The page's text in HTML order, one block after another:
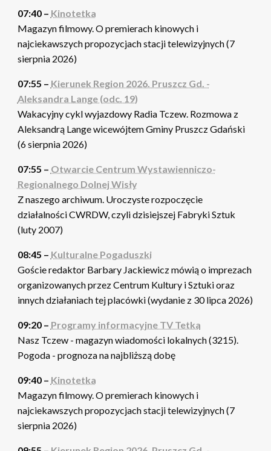
07:40 – Kinotetka
Magazyn filmowy. O premierach kinowych i
najciekawszych propozycjach stacji telewizyjnych (7
sierpnia 2026)
07:55 – Kierunek Region 2026. Pruszcz Gd. -
Aleksandra Lange (odc. 19)
Wakacyjny cykl wyjazdowy Radia Tczew. Rozmowa z
Aleksandrą Lange wicewójtem Gminy Pruszcz Gdański
(6 sierpnia 2026)
07:55 – Otwarcie Centrum Wystawienniczo-
Regionalnego Dolnej Wisły
Z naszego archiwum. Uroczyste rozpoczęcie
działalności CWRDW, czyli dzisiejszej Fabryki Sztuk
(luty 2007)
08:45 – Kulturalne Pogaduszki
Goście redaktor Barbary Jackiewicz mówią o imprezach
organizowanych przez Centrum Kultury i Sztuki oraz
innych działaniach tej placówki (wydanie z 30 lipca 2026)
09:20 – Programy informacyjne TV Tetka
Nasz Tczew - magazyn wiadomości lokalnych (3215).
Pogoda - prognoza na najbliższą dobę
09:40 – Kinotetka
Magazyn filmowy. O premierach kinowych i
najciekawszych propozycjach stacji telewizyjnych (7
sierpnia 2026)